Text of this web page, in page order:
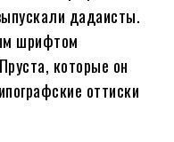
дадаисты.
шрифтом
которые он
оттиски